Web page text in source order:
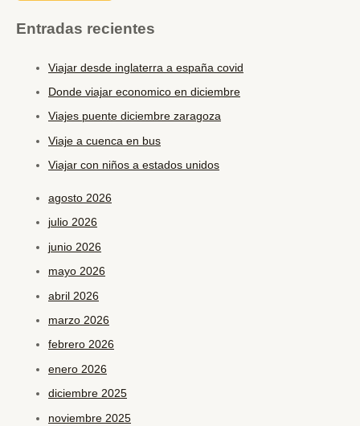
Entradas recientes
Viajar desde inglaterra a españa covid
Donde viajar economico en diciembre
Viajes puente diciembre zaragoza
Viaje a cuenca en bus
Viajar con niños a estados unidos
agosto 2026
julio 2026
junio 2026
mayo 2026
abril 2026
marzo 2026
febrero 2026
enero 2026
diciembre 2025
noviembre 2025